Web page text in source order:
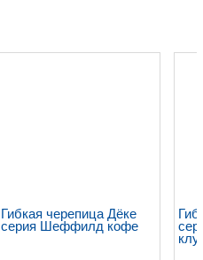
Гибкая черепица Дёке
серия Шеффилд кофе